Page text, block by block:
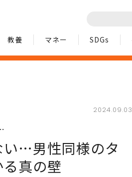
教養 マネー SDGs
2024.09.03
い…男性同様のタ
真の壁